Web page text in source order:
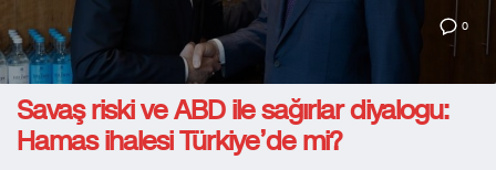
0
Savaş riski ve ABD ile sağırlar diyalogu:
Hamas ihalesi Türkiye’de mi?